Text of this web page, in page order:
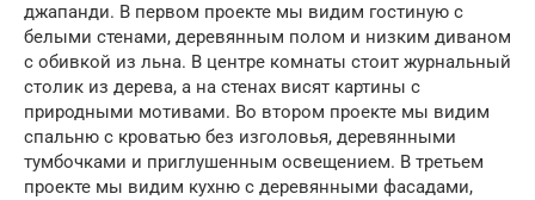
джапанди. В первом проекте мы видим гостиную с
белыми стенами, деревянным полом и низким диваном
с обивкой из льна. В центре комнаты стоит журнальный
столик из дерева, а на стенах висят картины с
природными мотивами. Во втором проекте мы видим
спальню с кроватью без изголовья, деревянными
тумбочками и приглушенным освещением. В третьем
проекте мы видим кухню с деревянными фасадами,